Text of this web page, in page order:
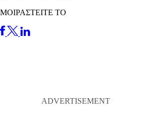
ΜΟΙΡΑΣΤΕΙΤΕ ΤΟ